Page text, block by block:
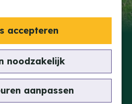
accepteren
noodzakelijk
aanpassen
Vind je activiteit
Uitagenda
Tentoonstellingen &
Expositie
Fietsen
De